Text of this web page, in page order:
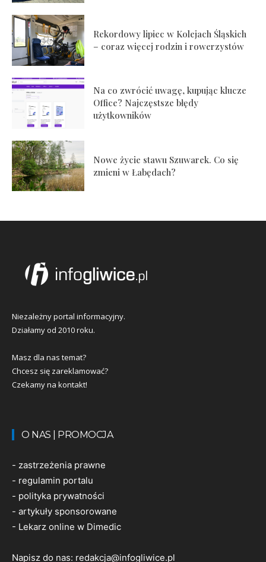
Rekordowy lipiec w Kolejach Śląskich
– coraz więcej rodzin i rowerzystów
Na co zwrócić uwagę, kupując klucze
Office? Najczęstsze błędy
użytkowników
Nowe życie stawu Szuwarek. Co się
zmieni w Łabędach?
Niezależny portal informacyjny.
Działamy od 2010 roku.
Masz dla nas temat?
Chcesz się zareklamować?
Czekamy na kontakt!
O NAS | PROMOCJA
- zastrzeżenia prawne
- regulamin portalu
- polityka prywatności
- artykuły sponsorowane
- Lekarz online w Dimedic
Napisz do nas: redakcja@infogliwice.pl